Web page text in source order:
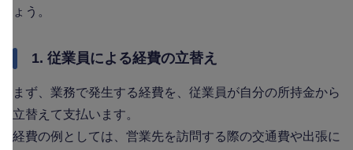
ょう。
1. 従業員による経費の立替え
まず、業務で発生する経費を、従業員が自分の所持金から
立替えて支払います。
経費の例としては、営業先を訪問する際の交通費や出張に